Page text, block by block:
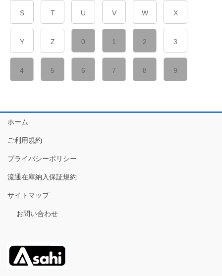
S T U V W X
Y Z 0 1 2 3
4 5 6 7 8 9
ホーム
ご利用規約
プライバシーポリシー
流通在庫納入保証規約
サイトマップ
お問い合わせ